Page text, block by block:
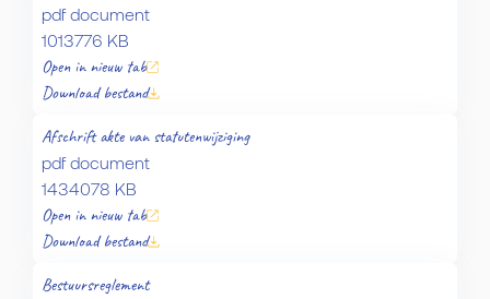
pdf document
1013776 KB
Open in nieuw tab
Download bestand
Afschrift akte van statutenwijziging
pdf document
1434078 KB
Open in nieuw tab
Download bestand
Bestuursreglement